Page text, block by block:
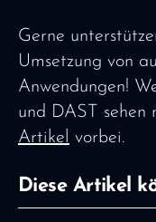
Gerne
Umsetzung von
Anwendungen!
und DAST sehen
Artikel vorbei.
Diese Artikel